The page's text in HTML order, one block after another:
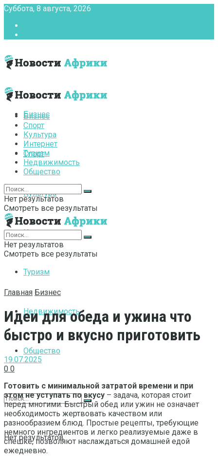
Суббота, 8 августа, 2026
Бизнес
Спорт
Культура
Интернет
Туризм
Недвижимость
Общество
Нет результатов
Бизнес
Спорт
Культура
Интернет
Туризм
Недвижимость
Общество
Нет результатов
Смотреть все результаты
Нет результатов
Смотреть все результаты
Главная Бизнес
Идеи для обеда и ужина что
быстро и вкусно приготовить
19.07.2025
0 0
Готовить с минимальной затратой времени и при
этом не уступать по вкусу – задача, которая стоит
перед многими. Быстрый обед или ужин не означает
необходимость жертвовать качеством или
разнообразием блюд. Простые рецепты, требующие
немного ингредиентов и легко реализуемые даже в
спешке, позволяют наслаждаться домашней едой
ежедневно.